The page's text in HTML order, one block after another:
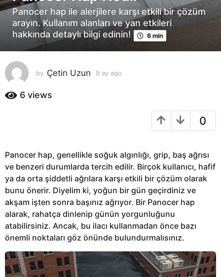
y
a
g
o
9
a
y
g
Panocer hap ile alerjilere karşı etkili bir çözüm
arayın. Kullanım alanları ve yan etkileri
hakkında detaylı bilgi edinin!
6 min
by Çetin Uzun 9 ay ago
6 views
0
Panocer hap, genellikle soğuk algınlığı, grip, baş ağrısı
ve benzeri durumlarda tercih edilir. Birçok kullanıcı, hafif
ya da orta şiddetli ağrılara karşı etkili bir çözüm olarak
bunu önerir. Diyelim ki, yoğun bir gün geçirdiniz ve
akşam işten sonra başınız ağrıyor. Bir Panocer hap
alarak, rahatça dinlenip günün yorgunluğunu
atabilirsiniz. Ancak, bu ilacı kullanmadan önce bazı
önemli noktaları göz önünde bulundurmalısınız.